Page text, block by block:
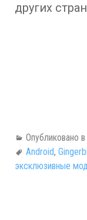
других
Опубликовано в
Android,
эксклюзивные